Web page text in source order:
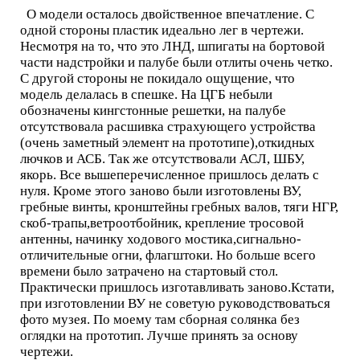
О модели осталось двойственное впечатление. С
одной стороны пластик идеально лег в чертежи.
Несмотря на то, что это ЛНД, шпигаты на бортовой
части надстройки и палубе были отлиты очень четко.
С другой стороны не покидало ощущение, что
модель делалась в спешке. На ЦГБ небыли
обозначены кингстонные решетки, на палубе
отсутствовала расшивка страхующего устройства
(очень заметный элемент на прототипе),откидных
лючков и АСБ. Так же отсутствовали АСЛ, ШБУ,
якорь. Все вышеперечисленное пришлось делать с
нуля. Кроме этого заново были изготовлены ВУ,
гребные винты, кронштейны гребных валов, тяги НГР,
скоб-трапы,ветроотбойник, крепление тросовой
антенны, начинку ходового мостика,сигнально-
отличительные огни, флагштоки. Но больше всего
времени было затрачено на стартовый стол.
Практически пришлось изготавливать заново.Кстати,
при изготовлении ВУ не советую руководствоваться
фото музея. По моему там сборная солянка без
оглядки на прототип. Лучше принять за основу
чертежи.